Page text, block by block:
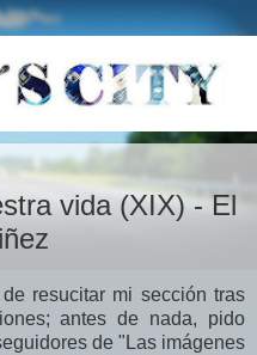
vida (XIX) - El
resucitar mi sección tras
antes de nada, pido
de "Las imágenes